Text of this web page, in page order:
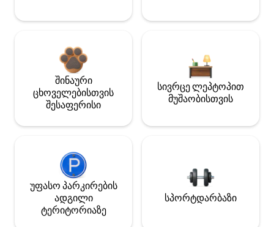
შინაური
ცხოველებისთვის
შესაფერისი
სივრცე ლეპტოპით
მუშაობისთვის
უფასო პარკირების
ადგილი
ტერიტორიაზე
სპორტდარბაზი